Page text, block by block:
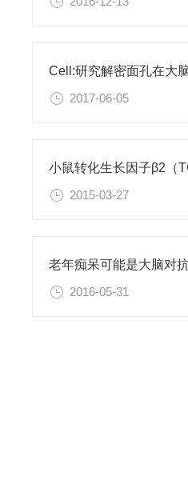
2017-06-05
2015-03-27
2016-05-31